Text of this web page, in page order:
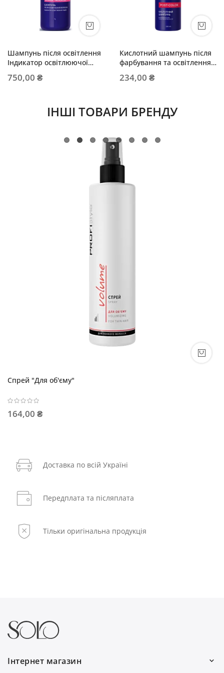
Шампунь після освітлення
Індикатор освітлюючої
750,00 ₴
Кислотний шампунь після
фарбування та освітлення
234,00 ₴
ІНШІ ТОВАРИ БРЕНДУ
Спрей "Для об'єму"
164,00 ₴
Доставка по всій Україні
Передплата та післяплата
Тільки оригінальна продукція
Інтернет магазин